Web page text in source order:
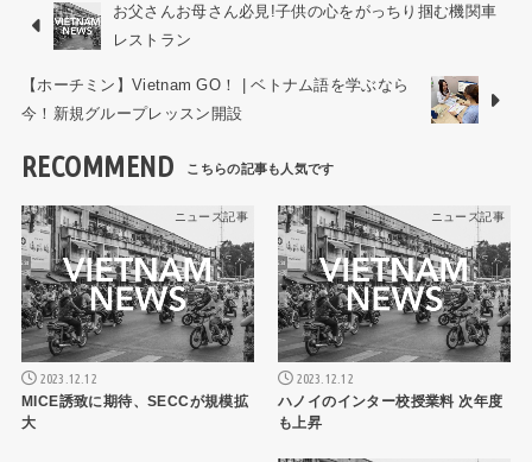
お父さんお母さん必見!子供の心をがっちり掴む機関車
レストラン
【ホーチミン】Vietnam GO！ | ベトナム語を学ぶなら
今！新規グループレッスン開設
RECOMMEND
ニュース記事
2023.12.12
MICE誘致に期待、SECCが規模拡
大
ニュース記事
2023.12.12
ハノイのインター校授業料 次年度
も上昇